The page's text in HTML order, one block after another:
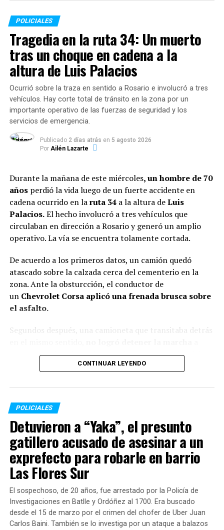
de Atención a Víctimas de Delitos Sexuales.
El hombre quedó internado con traumatismo de cráneo
grave
TEMAS RELACIONADOS:
SIGUENTE
Sain aseguró que Guille Cantero busca «quemar
Rosario» desde la cárcel
mataron con diez tiros
POLICIALES
Tragedia en la ruta 34: Un muerto
tras un choque en cadena a la
altura de Luis Palacios
Ocurrió sobre la traza en sentido a Rosario e involucró a tres
vehículos. Hay corte total de tránsito en la zona por un
importante operativo de las fuerzas de seguridad y los
servicios de emergencia.
Publicado 2 días atrás en 5 agosto 2026
Por Ailén Lazarte
Durante la mañana de este miércoles, un hombre de 70
años perdió la vida luego de un fuerte accidente en
cadena ocurrido en laruta 34 a la altura deLuis
Palacios.El hecho involucró a tres vehículos que
circulaban en dirección a Rosario y generó un amplio
operativo. La vía se encuentra tolamente cortada.
De acuerdo a los primeros datos, un camión quedó
atascado sobre la calzada cerca del cementerio en la
zona. Ante la obsturcción, el conductor de
un Chevrolet Corsa aplicó una frenada brusca sobre
el asfalto.
Segundos después, una camioneta que transitaba detrás
tiempo y embistió con fuerza a la parte posterior del
automóvil. En la misma maniobra, un tercer vehículo
último no presentaron lesiones de gravedad.
A causa del fuerte golpe, el conductor del Chevrolet
Corsa perdió la vida. La totalidad de las personas
involucradas en elsiniestro vial residen en esa misma
localidad.
CONTINUAR LEYENDO
POLICIALES
Detuvieron a “Yaka”, el presunto
gatillero acusado de asesinar a un
exprefecto para robarle en barrio
Las Flores Sur
El sospechoso, de 20 años, fue arrestado por la Policía de
Investigaciones en Batlle y Ordóñez al 1700. Era buscado
desde el 15 de marzo por el crimen del chofer de Uber Juan
Carlos Baini. También se lo investiga por un ataque a balazos